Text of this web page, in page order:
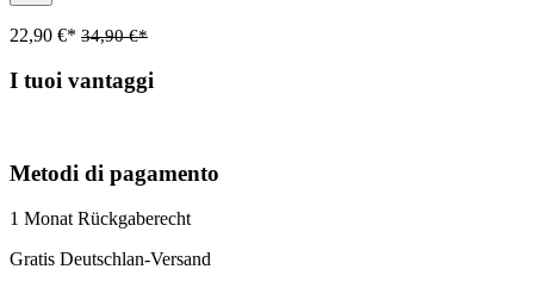
22,90 €* 34,90 €*
I tuoi vantaggi
Metodi di pagamento
1 Monat Rückgaberecht
Gratis Deutschlan-Versand